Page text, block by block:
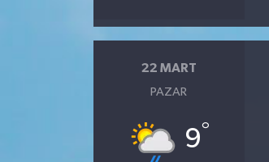
22 MART
PAZAR
9°